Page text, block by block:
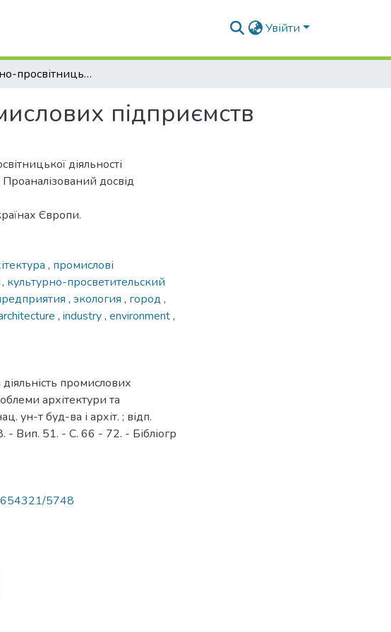
Увійти
Культурно-просвітницька діяльність промислових підприємств
підприємств
діяльності
досвід
Європи.
, промислові
, культурно-просветительский
, экология , город ,
, industry, environment,
промислових
архітектури та
ун-т буд-ва і архіт. ; відп.
Вип. 51. - С. 66 - 72. - Бібліогр
5748